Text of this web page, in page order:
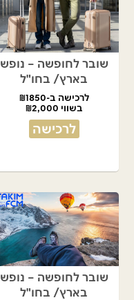
שובר לחופשה – נופש
בארץ/ בחו"ל
לרכישה ב-₪1850
בשווי ₪2,000
לרכישה
שובר לחופשה – נופש
בארץ/ בחו"ל